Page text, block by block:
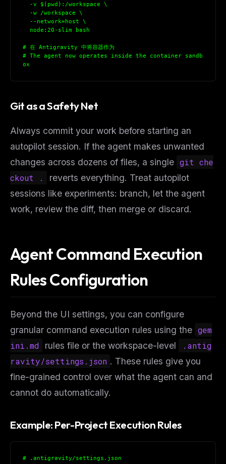
-v $(pwd):/workspace \
-w /workspace \
--network=host \
node:20-slim bash
# 在 Antigravity 中将容器作为
# The agent now operates inside the container sandb
ox
Git as a Safety Net
Always commit your work before starting an
autopilot session. If the agent makes unwanted
changes across dozens of files, a single git che
ckout .
reverts everything. Treat autopilot
sessions like experiments: branch, let the agent
work, review the diff, then merge or discard.
Agent Command Execution
Rules Configuration
Beyond the UI settings, you can configure
granular command execution rules using the gem
ini.md
rules file or the workspace-level
.antig
ravity/settings.json . These rules give you
fine-grained control over what the agent can and
cannot do automatically.
Example: Per-Project Execution Rules
# .antigravity/settings.json